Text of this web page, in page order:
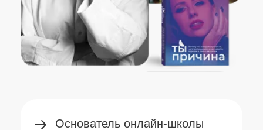
участников 10 000+ человек
Автор Метода легализации
правды,который уже прошли